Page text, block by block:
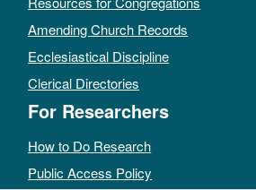
Amending Church Records
Ecclesiastical Discipline
Clerical Directories
For Researchers
How to Do Research
Public Access Policy